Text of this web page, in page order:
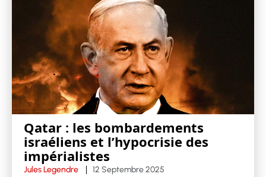
Qatar : les bombardements
israéliens et l’hypocrisie des
impérialistes
Jules Legendre 12 Septembre 2025